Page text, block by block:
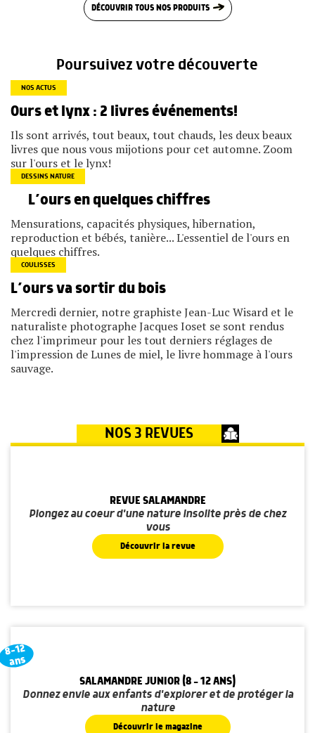
DÉCOUVRIR TOUS NOS PRODUITS
Poursuivez votre découverte
NOS ACTUS
Ours et lynx : 2 livres événements!
Ils sont arrivés, tout beaux, tout chauds, les deux beaux
livres que nous vous mijotions pour cet automne. Zoom
sur l'ours et le lynx!
DESSINS NATURE
L’ours en quelques chiffres
Mensurations, capacités physiques, hibernation,
reproduction et bébés, tanière... L'essentiel de l'ours en
quelques chiffres.
COULISSES
L’ours va sortir du bois
Mercredi dernier, notre graphiste Jean-Luc Wisard et le
naturaliste photographe Jacques Ioset se sont rendus
chez l'imprimeur pour les tout derniers réglages de
l'impression de Lunes de miel, le livre hommage à l'ours
sauvage.
NOS 3 REVUES
REVUE SALAMANDRE
Plongez au coeur d'une nature insolite près de chez
vous
Découvrir la revue
8-12
ans
SALAMANDRE JUNIOR (8 - 12 ANS)
Donnez envie aux enfants d'explorer et de protéger la
nature
Découvrir le magazine